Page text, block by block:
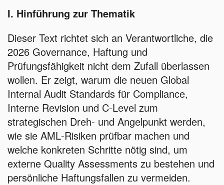
I. Hinführung zur Thematik
Dieser Text richtet sich an Verantwortliche, die
2026 Governance, Haftung und
Prüfungsfähigkeit nicht dem Zufall überlassen
wollen. Er zeigt, warum die neuen Global
Internal Audit Standards für Compliance,
Interne Revision und C‑Level zum
strategischen Dreh‑ und Angelpunkt werden,
wie sie AML‑Risiken prüfbar machen und
welche konkreten Schritte nötig sind, um
externe Quality Assessments zu bestehen und
persönliche Haftungsfallen zu vermeiden.